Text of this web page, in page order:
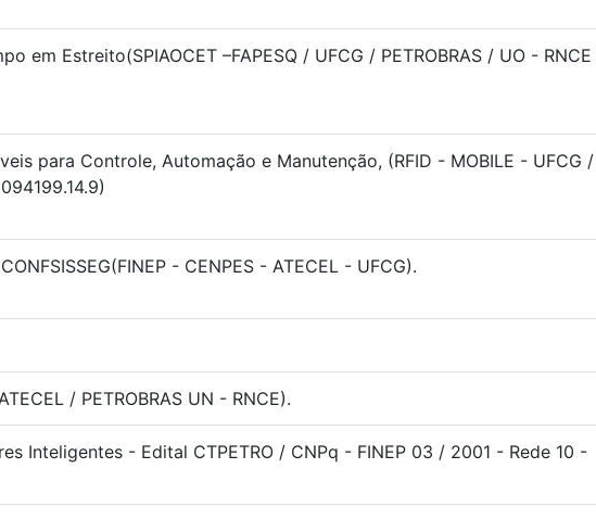
Estreito(SPIAOCET –FAPESQ / UFCG / PETROBRAS / UO - RNCE
para Controle, Automação e Manutenção, (RFID - MOBILE - UFCG /
- CENPES - ATECEL - UFCG).
/ PETROBRAS UN - RNCE).
Inteligentes - Edital CTPETRO / CNPq - FINEP 03 / 2001 - Rede 10 -